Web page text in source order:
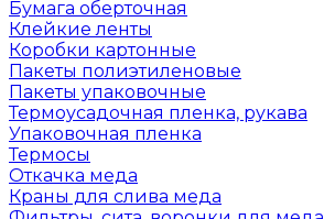
Бумага оберточная
Клейкие ленты
Коробки картонные
Пакеты полиэтиленовые
Пакеты упаковочные
Термоусадочная пленка, рукава
Упаковочная пленка
Термосы
Откачка меда
Краны для слива меда